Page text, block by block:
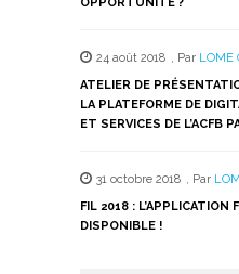
24 août 2018 , Par LOME
ATELIER DE
LA PLATEFORME DE
ET SERVICES DE L’ACFB
31 octobre 2018 , Par
FIL 2018 : L’APPLICATION
DISPONIBLE !